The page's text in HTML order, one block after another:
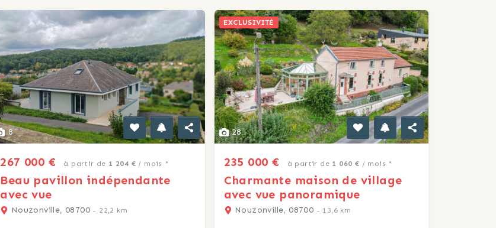
8
267 000 € à partir de 1 204 €/ mois *
Beau pavillon indépendante
avec vue
Nouzonville, 08700 - 22,2 km
28
EXCLUSIVITÉ
235 000 € à partir de 1 060 € / mois *
Charmante maison de village
avec vue panoramique
Nouzonville, 08700 - 13,6 km